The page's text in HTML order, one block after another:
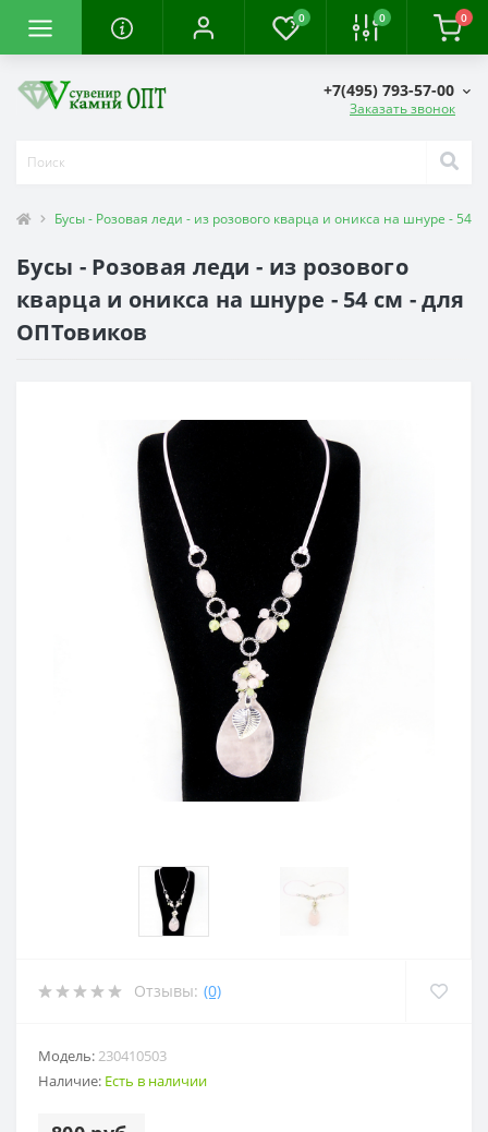
0 0 0
+7(495) 793-57-00
Заказать звонок
Бусы - Розовая леди - из розового кварца и оникса на шнуре - 54
Бусы - Розовая леди - из розового
кварца и оникса на шнуре - 54 см - для
ОПТовиков
Отзывы: (0)
Модель:230410503
Наличие: Есть в наличии